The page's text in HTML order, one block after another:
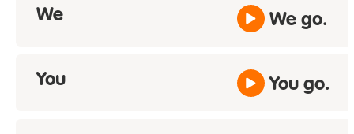
We We go.
You You go.